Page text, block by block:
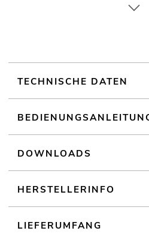
Für Anwendungsgebiete wie zum
TECHNISCHE DATEN
DOWNLOADS
HERSTELLERINFO
LIEFERUMFANG